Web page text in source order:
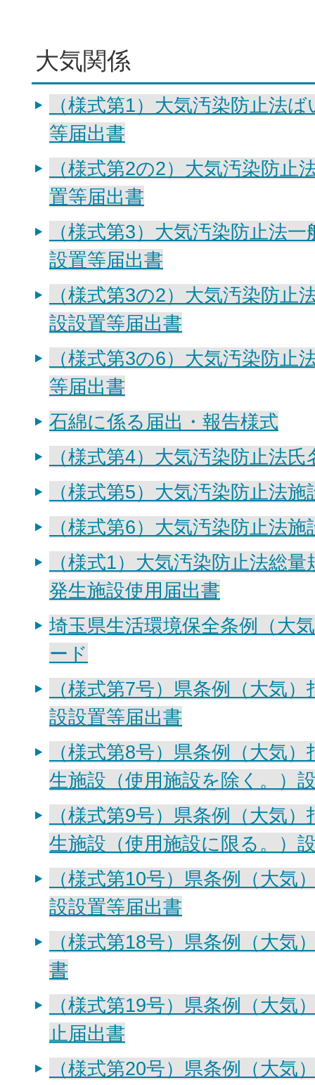
大気関係
（様式第1）大気汚染防止法
等届出書
（様式第2の2）大気汚染防止
置等届出書
（様式第3）大気汚染防止法
設置等届出書
（様式第3の2）大気汚染防止
設設置等届出書
（様式第3の6）大気汚染防止
等届出書
石綿に係る届出・報告様式
（様式第4）大気汚染防止法
（様式第5）大気汚染防止法
（様式第6）大気汚染防止法
（様式1）大気汚染防止法総
発生施設使用届出書
埼玉県生活環境保全条例（大
ード
（様式第7号）県条例（大気
設設置等届出書
（様式第8号）県条例（大気
生施設（使用施設を除く。）
（様式第9号）県条例（大気
生施設（使用施設に限る。）
（様式第10号）県条例（大気
設設置等届出書
（様式第18号）県条例（大気
書
（様式第19号）県条例（大気
止届出書
（様式第20号）県条例（大気